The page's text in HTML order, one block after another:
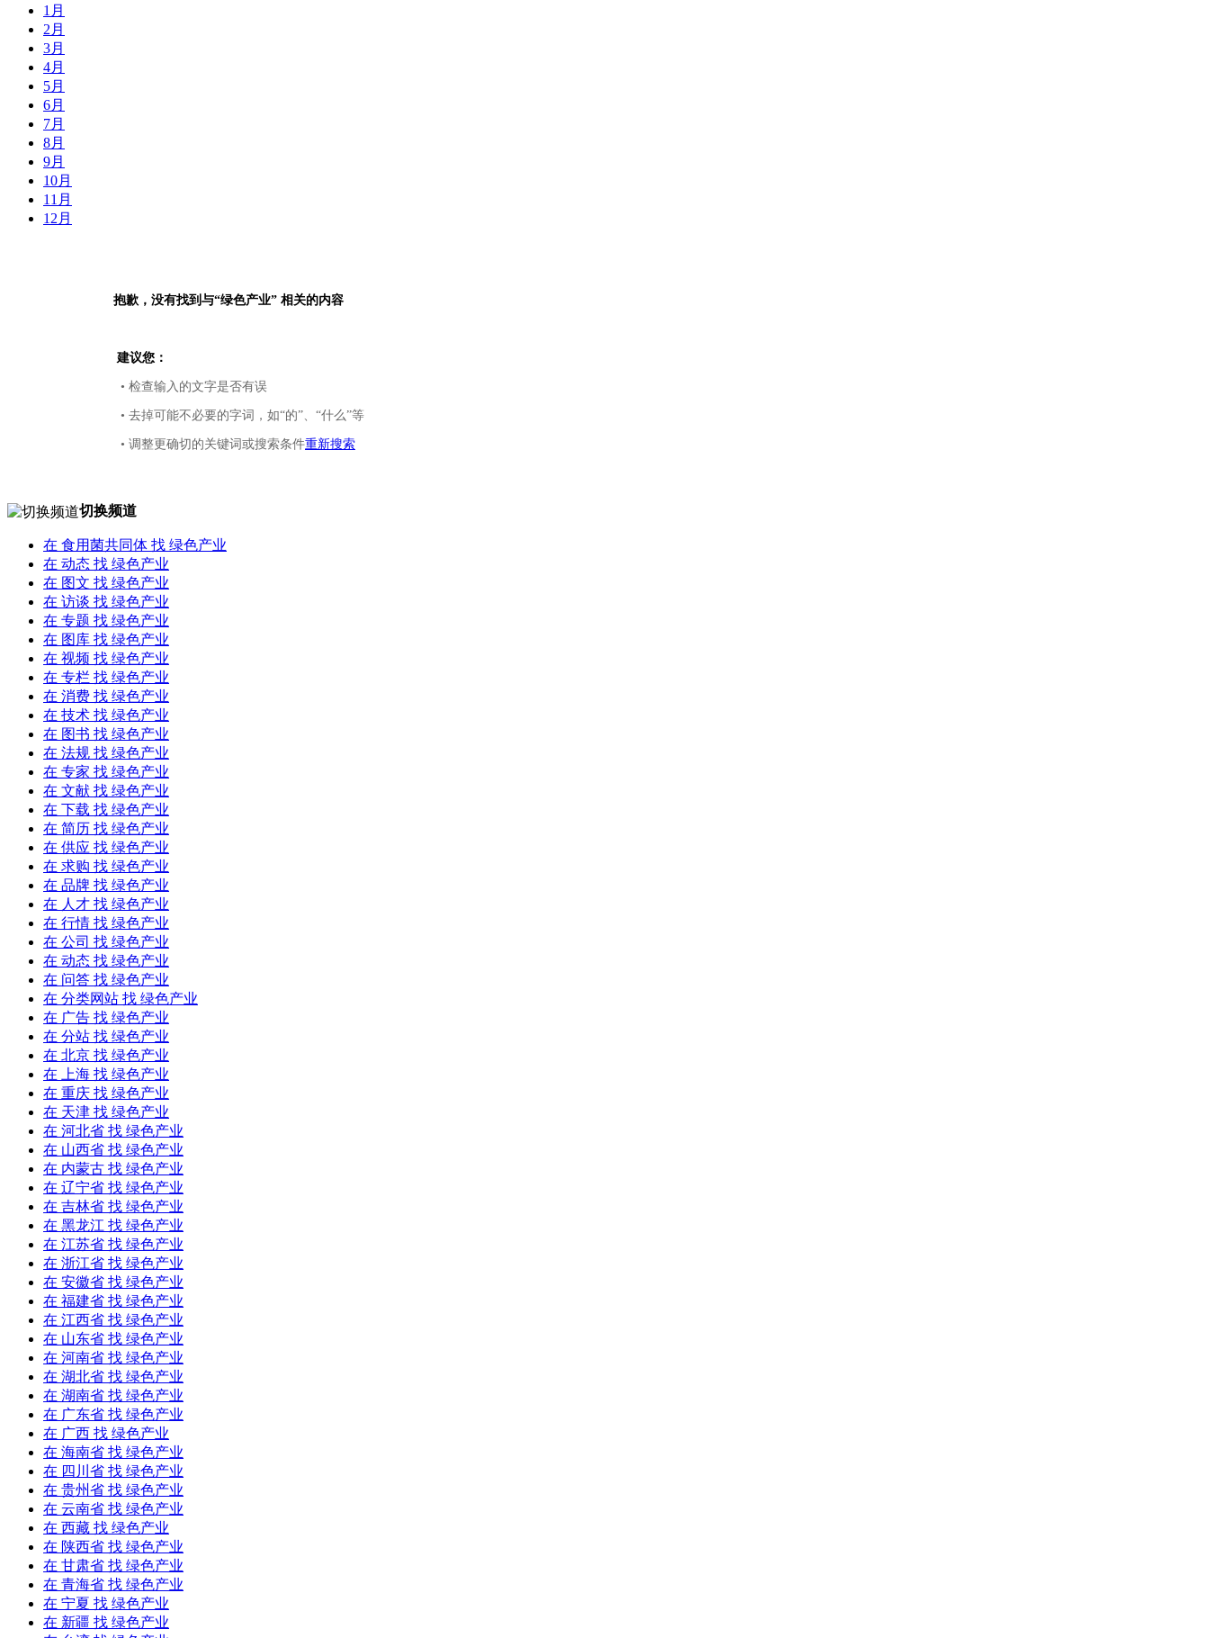
1月
2月
3月
4月
5月
6月
7月
8月
9月
10月
11月
12月
抱歉，没有找到与“绿色产业” 相关的内容
建议您：
• 检查输入的文字是否有误
• 去掉可能不必要的字词，如“的”、“什么”等
• 调整更确切的关键词或搜索条件重新搜索
切换频道
在 食用菌共同体 找 绿色产业
在 动态 找 绿色产业
在 图文 找 绿色产业
在 访谈 找 绿色产业
在 专题 找 绿色产业
在 图库 找 绿色产业
在 视频 找 绿色产业
在 专栏 找 绿色产业
在 消费 找 绿色产业
在 技术 找 绿色产业
在 图书 找 绿色产业
在 法规 找 绿色产业
在 专家 找 绿色产业
在 文献 找 绿色产业
在 下载 找 绿色产业
在 简历 找 绿色产业
在 供应 找 绿色产业
在 求购 找 绿色产业
在 品牌 找 绿色产业
在 人才 找 绿色产业
在 行情 找 绿色产业
在 公司 找 绿色产业
在 动态 找 绿色产业
在 问答 找 绿色产业
在 分类网站 找 绿色产业
在 广告 找 绿色产业
在 分站 找 绿色产业
在 北京 找 绿色产业
在
上海 找 绿色产业
在 重庆 找 绿色产业
在 天津 找 绿色产业
在 河北省 找 绿色产业
在 山西省 找 绿色产业
在 内蒙古 找 绿色产业
在 辽宁省 找 绿色产业
在 吉林省 找 绿色产业
在 黑龙江 找 绿色产业
在 江苏省 找 绿色产业
在 浙江省 找 绿色产业
在 安徽省 找 绿色产业
在 福建省 找 绿色产业
在 江西省 找 绿色产业
在 山东省 找 绿色产业
在 河南省 找 绿色产业
在 湖北省 找 绿色产业
在 湖南省 找 绿色产业
在 广东省 找 绿色产业
在 广西 找 绿色产业
在 海南省 找 绿色产业
在 四川省 找 绿色产业
在 贵州省 找 绿色产业
在 云南省 找 绿色产业
在 西藏 找 绿色产业
在 陕西省 找 绿色产业
在 甘肃省 找 绿色产业
在 青海省 找 绿色产业
在 宁夏 找 绿色产业
在 新疆 找 绿色产业